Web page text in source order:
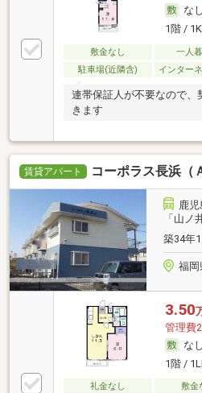
なし
1階 /
敷金なし 一人
駐車場(近隣含)
インター
連帯保証人が不要なので、
きます
賃貸アパート コーポラス長浜（
鹿
「山ノ
築34年
福岡
3.50
管理費
なし
1階 /
礼金なし 敷金